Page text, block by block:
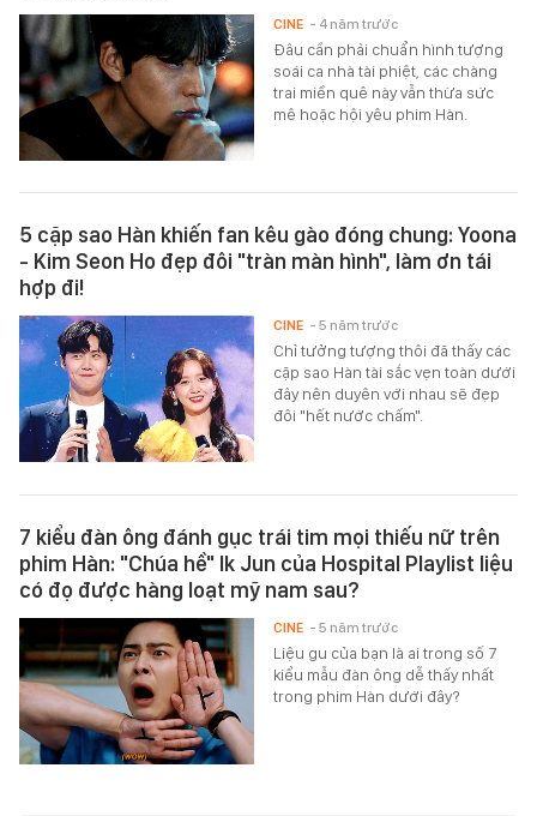
Đâu cần phải chuẩn hình tượng
soái ca nhà tài phiệt, các chàng
trai miền quê này vẫn thừa sức
mê hoặc hội yêu phim Hàn.
CINE - 4 năm trước
5 cặp sao Hàn khiến fan kêu gào đóng chung: Yoona
- Kim Seon Ho đẹp đôi "tràn màn hình", làm ơn tái
hợp đi!
Chỉ tưởng tượng thôi đã thấy các
cặp sao Hàn tài sắc vẹn toàn dưới
đây nên duyên với nhau sẽ đẹp
đôi "hết nước chấm".
CINE - 5 năm trước
7 kiểu đàn ông đánh gục trái tim mọi thiếu nữ trên
phim Hàn: "Chúa hề" Ik Jun của Hospital Playlist liệu
có đọ được hàng loạt mỹ nam sau?
Liệu gu của bạn là ai trong số 7
kiểu mẫu đàn ông dễ thấy nhất
trong phim Hàn dưới đây?
CINE - 5 năm trước